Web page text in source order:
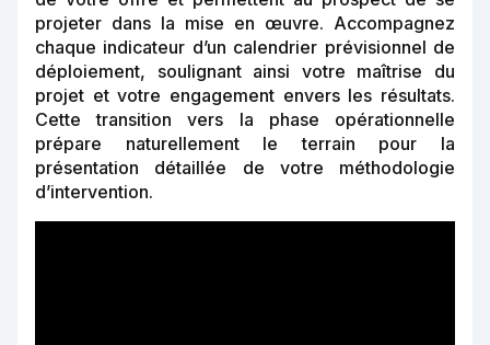
projeter dans la mise en œuvre. Accompagnez
chaque indicateur d’un calendrier prévisionnel de
déploiement, soulignant ainsi votre maîtrise du
projet et votre engagement envers les résultats.
Cette transition vers la phase opérationnelle
prépare naturellement le terrain pour la
présentation détaillée de votre méthodologie
d’intervention.